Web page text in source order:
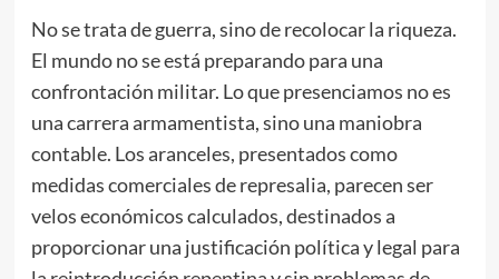
No se trata de guerra, sino de recolocar la riqueza.
El mundo no se está preparando para una
confrontación militar. Lo que presenciamos no es
una carrera armamentista, sino una maniobra
contable. Los aranceles, presentados como
medidas comerciales de represalia, parecen ser
velos económicos calculados, destinados a
proporcionar una justificación política y legal para